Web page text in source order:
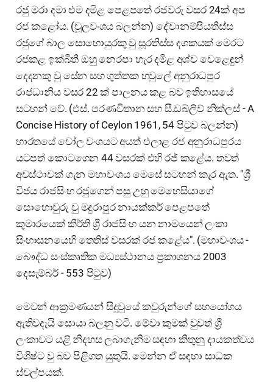
රජු මරා දමා එම දමිළ පෙළපතේ රජවරු වසර 24ක් අප
රජ කළෝය. (චූලවංශය බලන්න) දේවානම්පියතිස්ස
රජුගේ බාල සොහොයුරකු වු සූරතිස්ස දශකයක් මෙරට
රජකළ ඉක්බිති ඔහු නෙරපා හැර දමිළ අශ්ව වෙළෙඳුන්
දෙදනකු වු සේන සහ ගුත්තක හවුලේ අනුරාධපුර
රාජධානිය වසර 22 ක් පාලනය කළ බව ඉතිහාසයේ
සටහන් වේ. (එස්. පරණවිතාන සහ සී.ඩබ්ලිව් නික්ලස් - A
Concise History of Ceylon 1961, 54 පිටුව බලන්න)
භාරතයේ චෝල වංශයට අයත් එලාළ රජ අනුරාධපුරය
යටපත් කොටගෙන 44 වසරක් එහි රජ් කළේය. තවත්
අවස්ථාවක් ගැන මහාවංශය මෙසේ සටහන් කැර ඇත. "ශ්‍රී
විජය රාජසිංහ රජුගෙන් පසු උහු මෙහෙසියාගේ
සොහොවුරු වු මදුරාපුර නායක්කර් පෙළපතේ
කුමාරයෙක් කීර්ති ශ්‍රී රාජසිංහ යන නාමයෙන් ලංකා
සිංහාසනයෙහි තෙතිස් වසරක් රජ කළේය". (මහාවංශය -
බෞද්ධ සංස්කෘතික මධ්‍යස්ථානය ප්‍රකාශනය 2003
දෙසැම්බර් - 553 පිටුව)
මෙවන් ආක්‍රමණයන් සිදුවුයේ කවුරුන්ගේ සහයෝගය
ඇතිවදැයි සොයා බලනු වටී. මේවා කුමක් වුවත් ශ්‍රී
ලංකාවට යළි නිදහස ලබාගැනිම සඳහා කිතුනු දායකත්වය
විශිෂ්ට වු බව පිළිගත යුතුයි. මෙන්න ඒ සඳහා සාධක
ස්වල්පයක්.